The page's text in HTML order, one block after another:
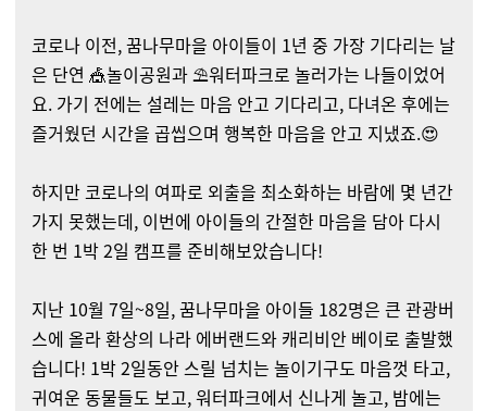
코로나 이전, 꿈나무마을 아이들이 1년 중 가장 기다리는 날
은 단연 🎪놀이공원과 ⛱️워터파크로 놀러가는 나들이었어
요. 가기 전에는 설레는 마음 안고 기다리고, 다녀온 후에는
즐거웠던 시간을 곱씹으며 행복한 마음을 안고 지냈죠.😍
하지만 코로나의 여파로 외출을 최소화하는 바람에 몇 년간
가지 못했는데, 이번에 아이들의 간절한 마음을 담아 다시
한 번 1박 2일 캠프를 준비해보았습니다!
지난 10월 7일~8일, 꿈나무마을 아이들 182명은 큰 관광버
스에 올라 환상의 나라 에버랜드와 캐리비안 베이로 출발했
습니다! 1박 2일동안 스릴 넘치는 놀이기구도 마음껏 타고,
귀여운 동물들도 보고, 워터파크에서 신나게 놀고, 밤에는